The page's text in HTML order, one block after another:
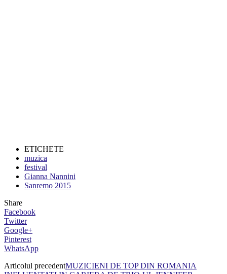
ETICHETE
muzica
festival
Gianna Nannini
Sanremo 2015
Share
Facebook
Twitter
Google+
Pinterest
WhatsApp
Articolul precedentMUZICIENI DE TOP DIN ROMANIA